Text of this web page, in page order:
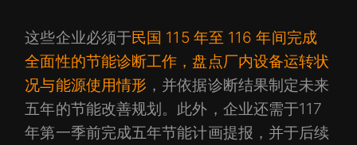
这些企业必须于民国 115 年至 116 年间完成
全面性的节能诊断工作，盘点厂内设备运转状
况与能源使用情形 ，并依据诊断结果制定未来
五年的节能改善规划。此外，企业还需于117
年第一季前完成五年节能计画提报，并于后续